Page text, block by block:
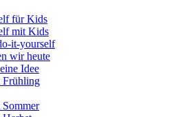
für Kids
mit Kids
it-yourself
wir heute
Idee
Frühling
Sommer